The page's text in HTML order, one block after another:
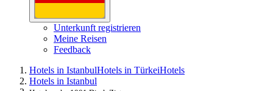
Unterkunft registrieren
Meine Reisen
Feedback
Hotels in IstanbulHotels in TürkeiHotels
Hotels in Istanbul